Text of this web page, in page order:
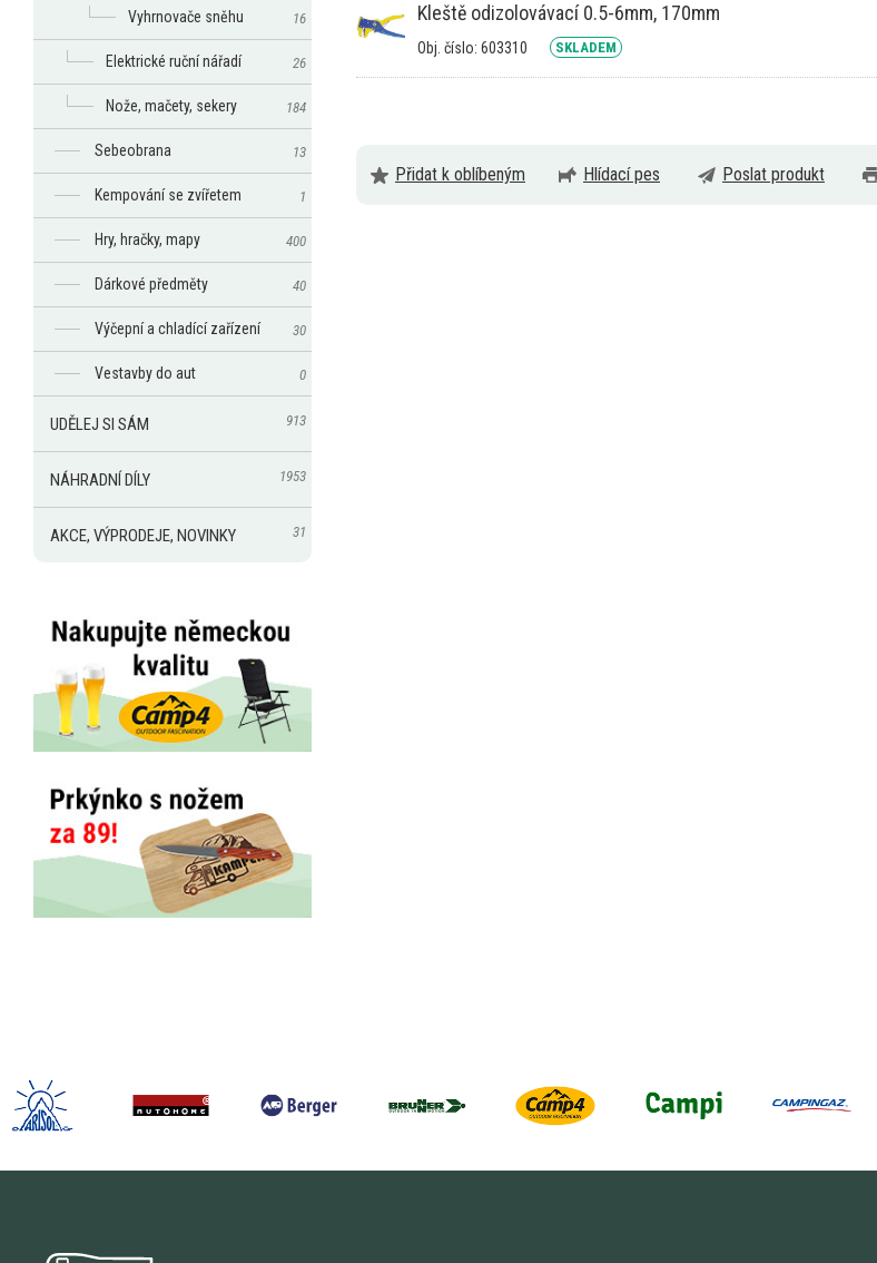
Kleště odizolovávací 0.5-6mm, 170mm
Obj. číslo: 603310 SKLADEM
Přidat k oblíbeným Hlídací pes Poslat produkt
Vyhrnovače sněhu 16
Elektrické ruční nářadí 26
Nože, mačety, sekery 184
Sebeobrana 13
Kempování se zvířetem 1
Hry, hračky, mapy 400
Dárkové předměty 40
Výčepní a chladící zařízení 30
Vestavby do aut 0
UDĚLEJ SI SÁM 913
NÁHRADNÍ DÍLY 1953
AKCE, VÝPRODEJE, NOVINKY 31